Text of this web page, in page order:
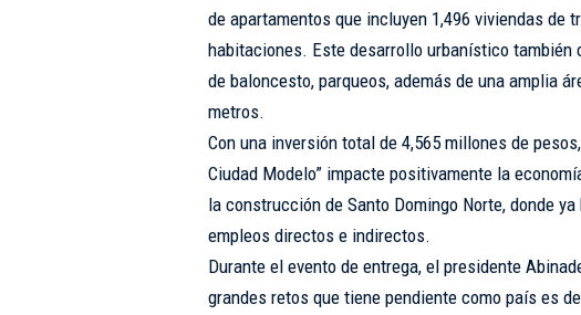
de apartamentos que incluyen 1,496 viviendas de
habitaciones. Este desarrollo urbanístico también
de baloncesto, parqueos, además de una amplia
metros.
Con una inversión total de 4,565 millones de
Ciudad Modelo” impacte positivamente la
la construcción de Santo Domingo Norte, donde
empleos directos e indirectos.
Durante el evento de entrega, el presidente
grandes retos que tiene pendiente como país es